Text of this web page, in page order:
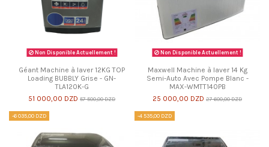
Non Disponible Actuellement !
Géant Machine à laver 12KG TOP
Loading BUBBLY Grise - GN-
TLA120K-G
51 000,00 DZD 57 500,00 DZD
Non Disponible Actuellement !
Maxwell Machine à laver 14 Kg
Semi-Auto Avec Pompe Blanc -
MAX-WMTT140PB
25 000,00 DZD 27 600,00 DZD
-6 035,00 DZD -4 535,00 DZD